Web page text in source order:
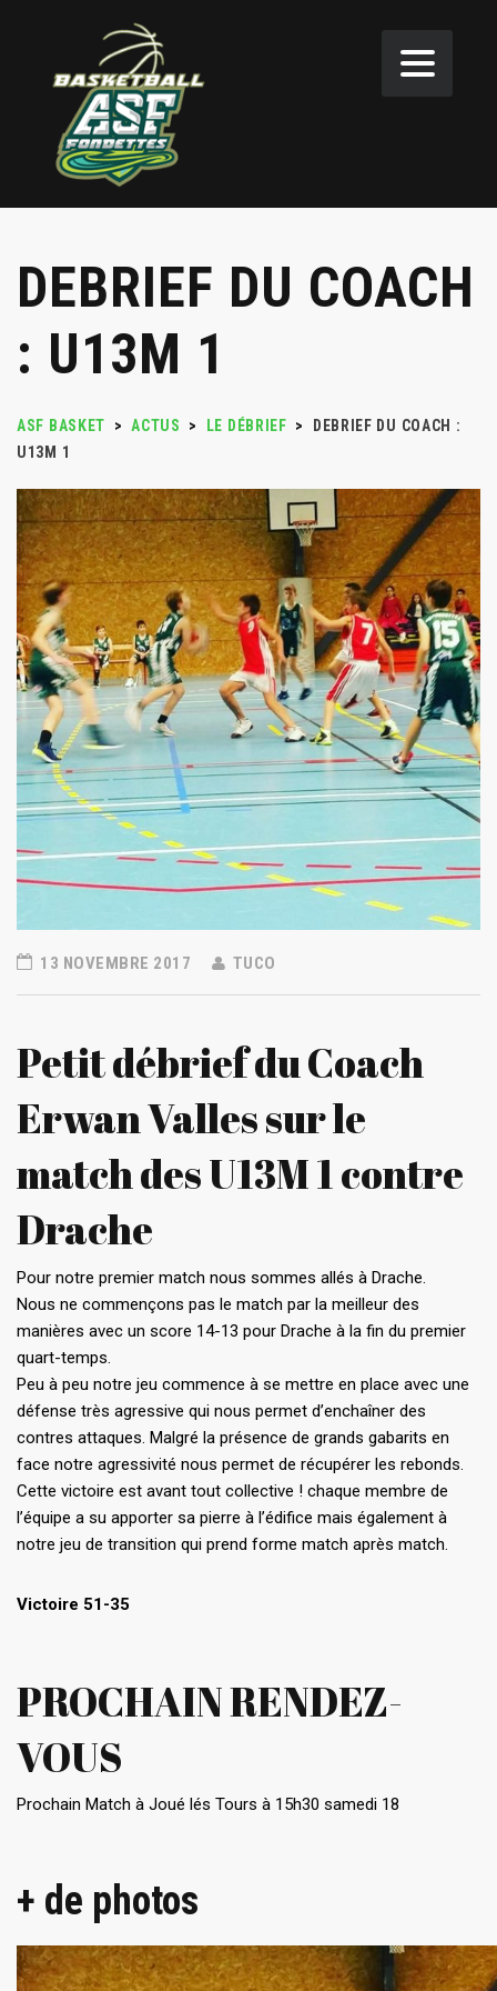
DEBRIEF DU COACH
: U13M 1
ASF BASKET > ACTUS > LE DÉBRIEF >
DEBRIEF DU COACH :
U13M 1
13 NOVEMBRE 2017 TUCO
Petit débrief du Coach
Erwan Valles sur le
match des U13M 1 contre
Drache
Pour notre premier match nous sommes allés à Drache.
Nous ne commençons pas le match par la meilleur des
manières avec un score 14-13 pour Drache à la fin du premier
quart-temps.
Peu à peu notre jeu commence à se mettre en place avec une
défense très agressive qui nous permet d’enchaîner des
contres attaques. Malgré la présence de grands gabarits en
face notre agressivité nous permet de récupérer les rebonds.
Cette victoire est avant tout collective ! chaque membre de
l’équipe a su apporter sa pierre à l’édifice mais également à
notre jeu de transition qui prend forme match après match.
Victoire 51-35
PROCHAIN RENDEZ-
VOUS
Prochain Match à Joué lés Tours à 15h30 samedi 18
+ de photos